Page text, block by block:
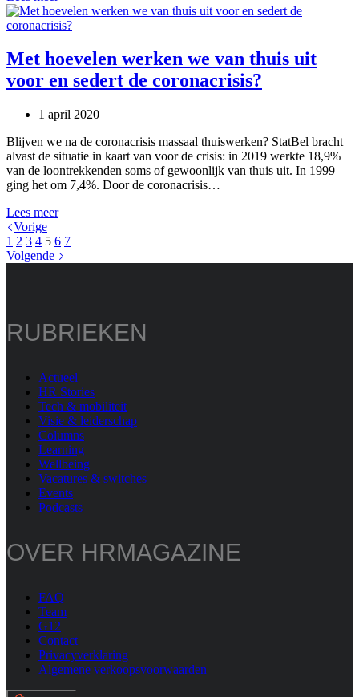
to
introduce
temporary
coronavirus
unemployment
based
force
majeure?
Met hoevelen werken we van thuis uit
voor en sedert de coronacrisis?
1 april 2020
Blijven we na de coronacrisis massaal thuiswerken? StatBel bracht
alvast de situatie in kaart van voor de crisis: in 2019 werkte 18,9%
van de loontrekkenden soms of gewoonlijk van thuis uit. In 1999
ging het om 7,4%. Door de coronacrisis…
Lees meerMet
werken
we
en
sedert
coronacrisis?
Vorige
1 2 3 4 5 6 7
Volgende
RUBRIEKEN
Actueel
HR Stories
Tech & mobiliteit
Visie & leiderschap
Columns
Learning
Wellbeing
Vacatures & switches
Events
Podcasts
OVER HRMAGAZINE
FAQ
Team
G12
Contact
Privacyverklaring
Algemene verkoopsvoorwaarden